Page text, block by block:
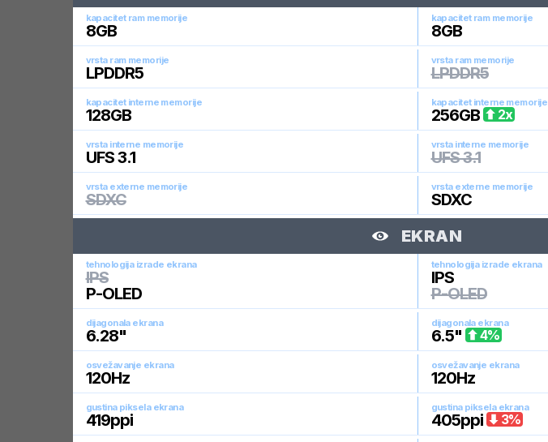
kapacitet ram memorije
8GB
kapacitet ram memorije
8GB
vrsta ram memorije
LPDDR5
vrsta ram memorije
LPDDR5
kapacitet interne memorije
128GB
kapacitet interne memorije
256GB 2x
vrsta interne memorije
UFS 3.1
vrsta interne memorije
UFS 3.1
vrsta externe memorije
SDXC
vrsta externe memorije
SDXC
EKRAN
tehnologija izrade ekrana
IPS
P-OLED
tehnologija izrade ekrana
IPS
P-OLED
dijagonala ekrana
6.28"
dijagonala ekrana
6.5" 4%
osvežavanje ekrana
120Hz
osvežavanje ekrana
120Hz
gustina piksela ekrana
419ppi
gustina piksela ekrana
405ppi 3%